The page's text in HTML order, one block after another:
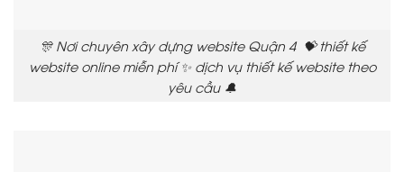
🎊 Nơi chuyên xây dựng website Quận 4 💝 thiết kế
website online miễn phí ✨ dịch vụ thiết kế website theo
yêu cầu 🔔